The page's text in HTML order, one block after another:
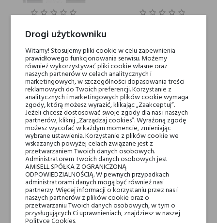
INTENSE
400,00 zł 189,00 zł
Costume National SCENT
GLOSS
Drogi użytkowniku
Witamy! Stosujemy pliki cookie w celu zapewnienia
prawidłowego funkcjonowania serwisu. Możemy
również wykorzystywać pliki cookie własne oraz
naszych partnerów w celach analitycznych i
marketingowych, w szczególności dopasowania treści
reklamowych do Twoich preferencji. Korzystanie z
analitycznych i marketingowych plików cookie wymaga
zgody, którą możesz wyrazić, klikając „Zaakceptuj”.
Jeżeli chcesz dostosować swoje zgody dla nas i naszych
partnerów, kliknij „Zarządzaj cookies”. Wyrażoną zgodę
możesz wycofać w każdym momencie, zmieniając
wybrane ustawienia. Korzystanie z plików cookie we
wskazanych powyżej celach związane jest z
przetwarzaniem Twoich danych osobowych.
Administratorem Twoich danych osobowych jest
AMISELL SPÓŁKA Z OGRANICZONĄ
ODPOWIEDZIALNOŚCIĄ. W pewnych przypadkach
administratorami danych mogą być również nasi
partnerzy. Więcej informacji o korzystaniu przez nas i
naszych partnerów z plików cookie oraz o
przetwarzaniu Twoich danych osobowych, w tym o
przysługujących Ci uprawnieniach, znajdziesz w naszej